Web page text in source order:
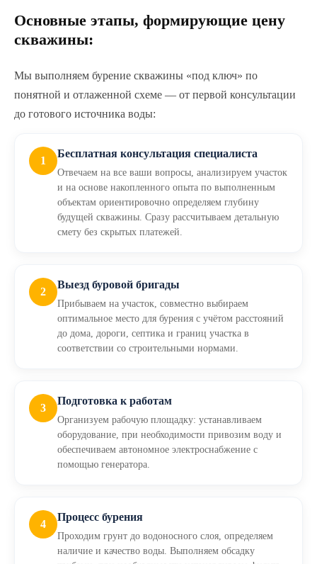
Основные этапы, формирующие цену
скважины:
Мы выполняем бурение скважины «под ключ» по
понятной и отлаженной схеме — от первой консультации
до готового источника воды:
1
Бесплатная консультация специалиста
Отвечаем на все ваши вопросы, анализируем участок
и на основе накопленного опыта по выполненным
объектам ориентировочно определяем глубину
будущей скважины. Сразу рассчитываем детальную
смету без скрытых платежей.
2
Выезд буровой бригады
Прибываем на участок, совместно выбираем
оптимальное место для бурения с учётом расстояний
до дома, дороги, септика и границ участка в
соответствии со строительными нормами.
3
Подготовка к работам
Организуем рабочую площадку: устанавливаем
оборудование, при необходимости привозим воду и
обеспечиваем автономное электроснабжение с
помощью генератора.
4
Процесс бурения
Проходим грунт до водоносного слоя, определяем
наличие и качество воды. Выполняем обсадку